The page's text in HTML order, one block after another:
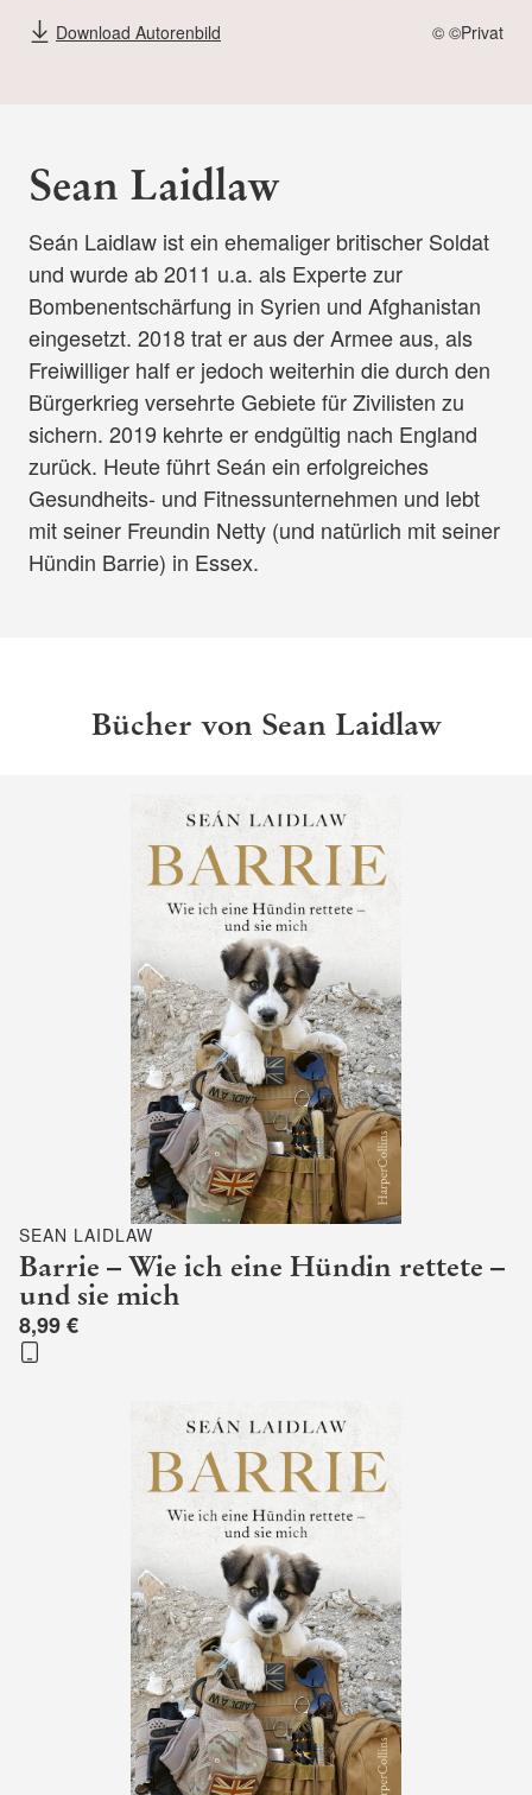
Download Autorenbild © ©Privat
Sean Laidlaw
Seán Laidlaw ist ein ehemaliger britischer Soldat
und wurde ab 2011 u.a. als Experte zur
Bombenentschärfung in Syrien und Afghanistan
eingesetzt. 2018 trat er aus der Armee aus, als
Freiwilliger half er jedoch weiterhin die durch den
Bürgerkrieg versehrte Gebiete für Zivilisten zu
sichern. 2019 kehrte er endgültig nach England
zurück. Heute führt Seán ein erfolgreiches
Gesundheits- und Fitnessunternehmen und lebt
mit seiner Freundin Netty (und natürlich mit seiner
Hündin Barrie) in Essex.
Bücher von Sean Laidlaw
SEAN LAIDLAW
Barrie – Wie ich eine Hündin rettete –
und sie mich
8,99 €